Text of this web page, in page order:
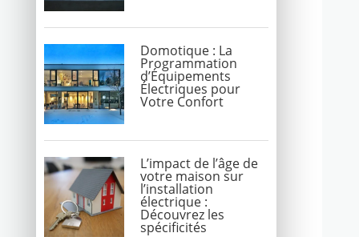
Domotique : La
Programmation
d’Équipements
Électriques pour
Votre Confort
L’impact de l’âge de
votre maison sur
l’installation
électrique :
Découvrez les
spécificités